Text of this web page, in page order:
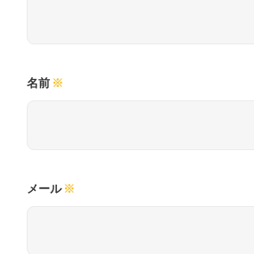
名前 ※
メール※